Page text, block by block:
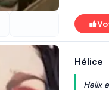
la
Hélice
Helix